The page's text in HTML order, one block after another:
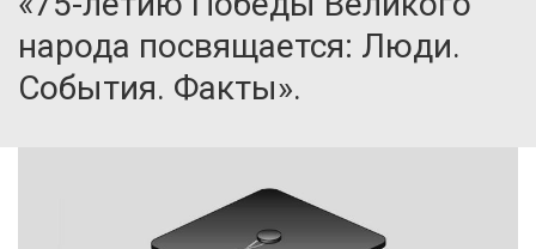
народа посвящается: Люди.
События. Факты».